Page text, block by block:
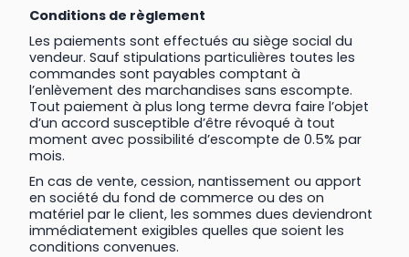
Conditions de règlement
Les paiements sont effectués au siège social du
vendeur. Sauf stipulations particulières toutes les
commandes sont payables comptant à
l’enlèvement des marchandises sans escompte.
Tout paiement à plus long terme devra faire l’objet
d’un accord susceptible d’être révoqué à tout
moment avec possibilité d’escompte de 0.5% par
mois.
En cas de vente, cession, nantissement ou apport
en société du fond de commerce ou des on
matériel par le client, les sommes dues deviendront
immédiatement exigibles quelles que soient les
conditions convenues.